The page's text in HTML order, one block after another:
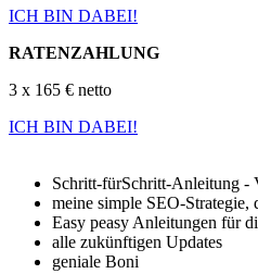
ICH BIN DABEI!
RATENZAHLUNG
3 x 165 € netto
ICH BIN DABEI!
Schritt-fürSchritt-Anleitung -
meine simple SEO-
Easy peasy Anleitungen für
alle zukünftigen Updates
geniale Boni